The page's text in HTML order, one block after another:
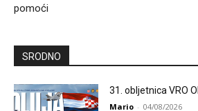
pomoći
SRODNO
31. obljetnica VRO
Mario - 04/08/2026